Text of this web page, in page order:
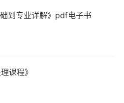
到专业详解》pdf电子书
课程》